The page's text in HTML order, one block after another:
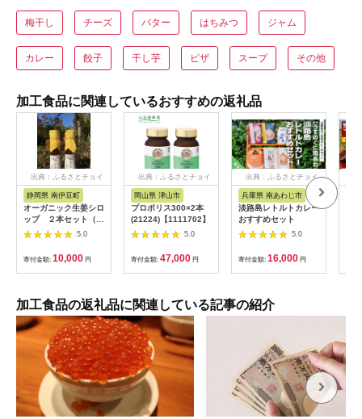
梅干し チーズ バター はちみつ ジャム
カレー 餃子 干し芋 ピザ スープ その他
加工食品に関連しているおすすめの返礼品
出典：ふるさとチョイ
静岡県 南伊豆町
オーガニック生姜シロ
ップ ２本セット（プ
レーン） 【 生姜 健
康 ジンジャーシロッ
プ ジンジャー しょう
が 生姜シロップ 】
<H-1>
5.0
寄付金額: 10,000 円
出典：ふるさとチョイ
岡山県 津山市
プロポリス300×2本
(21224)【1111702】
5.0
寄付金額: 47,000 円
出典：ふるさとチョイ
兵庫県 南あわじ市
淡路島レトルトカレー
おすすめセット
5.0
寄付金額: 16,000 円
加工食品の返礼品に関連している記事の紹介